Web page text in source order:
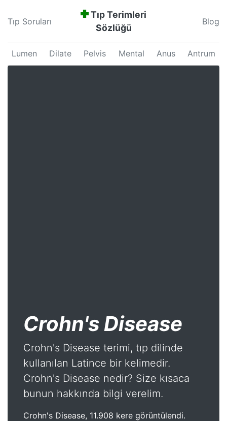
Tıp Soruları
Tıp Terimleri
Sözlüğü
Blog
Lumen Dilate Pelvis Mental Anus
Antrum
Crohn's Disease
Crohn's Disease terimi, tıp dilinde
kullanılan Latince bir kelimedir.
Crohn's Disease nedir? Size kısaca
bunun hakkında bilgi verelim.
Crohn's Disease, 11.908 kere görüntülendi.